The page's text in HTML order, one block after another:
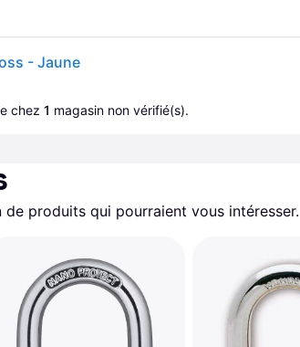
- Jaune
chez 1 magasin non vérifié(s).
produits qui pourraient vous intéresser.